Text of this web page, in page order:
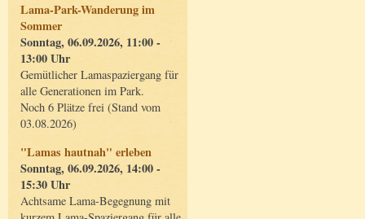
Lama-Park-Wanderung im
Sommer
Sonntag, 06.09.2026, 11:00 -
13:00 Uhr
Gemütlicher Lamaspaziergang für
alle Generationen im Park.
Noch 6 Plätze frei (Stand vom
03.08.2026)
"Lamas hautnah" erleben
Sonntag, 06.09.2026, 14:00 -
15:30 Uhr
Achtsame Lama-Begegnung mit